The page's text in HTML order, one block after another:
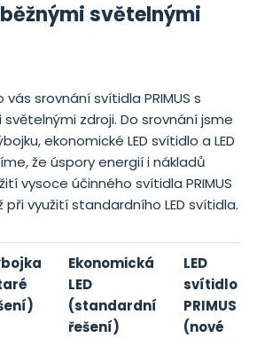
světelnými
srovnání svítidla PRIMUS s
zdroji. Do srovnání jsme
ekonomické LED svítidlo a LED
že úspory energií i nákladů
vysoce účinného svítidla PRIMUS
při využití standardního LED svítidla.
Ekonomická
LED
(standardní
řešení)
LED
svítidlo
PRIMUS
(nové